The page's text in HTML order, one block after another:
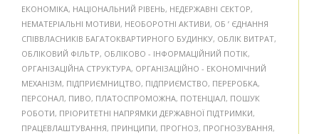
ЕКОНОМІКА, НАЦІОНАЛЬНИЙ РІВЕНЬ, НЕДЕРЖАВНІ СЕКТОР,
НЕМАТЕРІАЛЬНІ МОТИВИ, НЕОБОРОТНІ АКТИВИ, ОБ ’ ЄДНАННЯ
СПІВВЛАСНИКІВ БАГАТОКВАРТИРНОГО БУДИНКУ, ОБЛІК ВИТРАТ,
ОБЛІКОВИЙ ФІЛЬТР, ОБЛІКОВО - ІНФОРМАЦІЙНИЙ ПОТІК,
ОРГАНІЗАЦІЙНА СТРУКТУРА, ОРГАНІЗАЦІЙНО - ЕКОНОМІЧНИЙ
МЕХАНІЗМ, ПІДПРИЄМНИЦТВО, ПІДПРИЄМСТВО, ПЕРЕРОБКА,
ПЕРСОНАЛ, ПИВО, ПЛАТОСПРОМОЖНА, ПОТЕНЦІАЛ, ПОШУК
РОБОТИ, ПРІОРИТЕТНІ НАПРЯМКИ ДЕРЖАВНОЇ ПІДТРИМКИ,
ПРАЦЕВЛАШТУВАННЯ, ПРИНЦИПИ, ПРОГНОЗ, ПРОГНОЗУВАННЯ,